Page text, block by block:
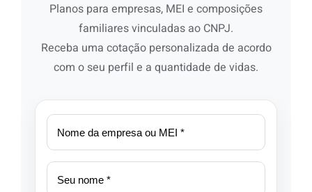
Planos para empresas, MEI e composições
familiares vinculadas ao CNPJ.
Receba uma cotação personalizada de acordo
com o seu perfil e a quantidade de vidas.